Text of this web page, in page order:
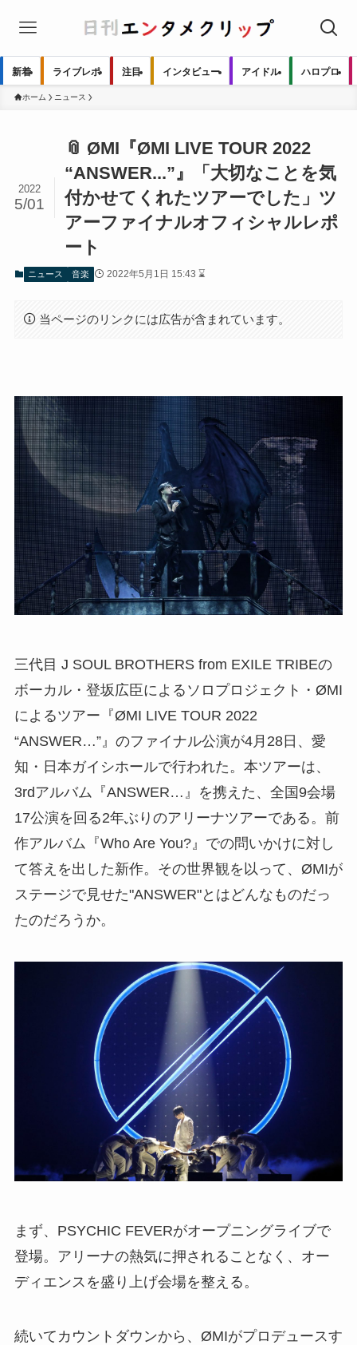
新着 ライブレポ 注目 インタビュー アイドル ハロプロ
ホーム ニュース
📎 ØMI『ØMI LIVE TOUR 2022
“ANSWER...”』「大切なことを気
付かせてくれたツアーでした」ツ
アーファイナルオフィシャルレポ
ート
2022
5/01
ニュース 音楽 2022年5月1日 15:43 ⌛
当ページのリンクには広告が含まれています。
三代目 J SOUL BROTHERS from EXILE TRIBEの
ボーカル・登坂広臣によるソロプロジェクト・ØMI
によるツアー『ØMI LIVE TOUR 2022
“ANSWER…”』のファイナル公演が4月28日、愛
知・日本ガイシホールで行われた。本ツアーは、
3rdアルバム『ANSWER…』を携えた、全国9会場
17公演を回る2年ぶりのアリーナツアーである。前
作アルバム『Who Are You?』での問いかけに対し
て答えを出した新作。その世界観を以って、ØMIが
ステージで見せた"ANSWER"とはどんなものだっ
たのだろうか。
まず、PSYCHIC FEVERがオープニングライブで
登場。アリーナの熱気に押されることなく、オー
ディエンスを盛り上げ会場を整える。
続いてカウントダウンから、ØMIがプロデュースす